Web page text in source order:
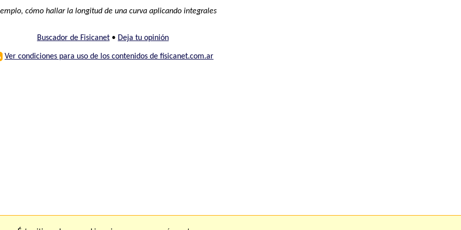
cómo hallar la longitud de una curva aplicando integrales
Buscador de Fisicanet• Deja tu opinión
Ver condiciones para uso de los contenidos de fisicanet.com.ar